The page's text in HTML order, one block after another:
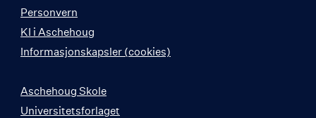
Personvern
KI i Aschehoug
Informasjonskapsler (cookies)
Aschehoug Skole
Universitetsforlaget